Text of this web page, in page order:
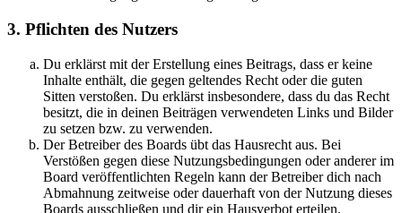
3. Pflichten des Nutzers
Du erklärst mit der Erstellung eines Beitrags, dass er keine
Inhalte enthält, die gegen geltendes Recht oder die guten
Sitten verstoßen. Du erklärst insbesondere, dass du das Recht
besitzt, die in deinen Beiträgen verwendeten Links und Bilder
zu setzen bzw. zu verwenden.
Der Betreiber des Boards übt das Hausrecht aus. Bei
Verstößen gegen diese Nutzungsbedingungen oder anderer im
Board veröffentlichten Regeln kann der Betreiber dich nach
Abmahnung zeitweise oder dauerhaft von der Nutzung dieses
Boards ausschließen und dir ein Hausverbot erteilen.